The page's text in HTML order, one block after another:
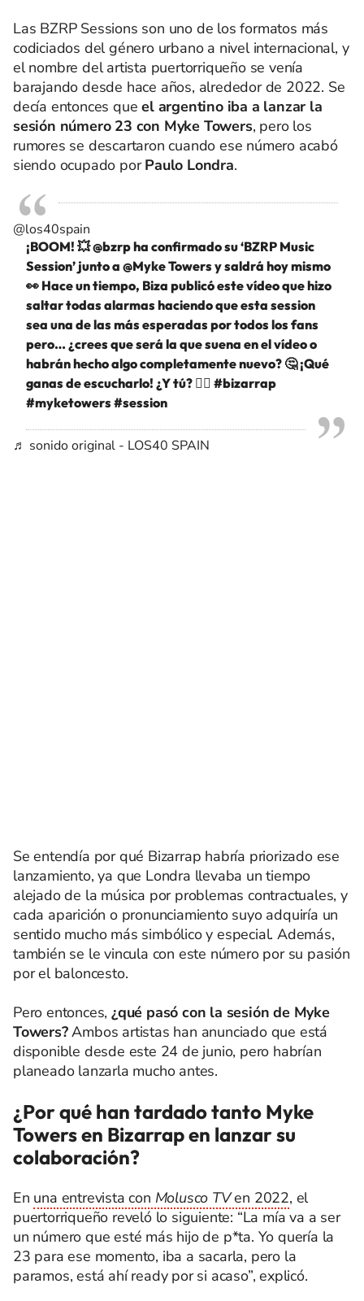
Las BZRP Sessions son uno de los formatos más
codiciados del género urbano a nivel internacional, y
el nombre del artista puertorriqueño se venía
barajando desde hace años, alrededor de 2022. Se
decía entonces queel argentino iba a lanzar la
sesión número 23 con Myke Towers, pero los
rumores se descartaron cuando ese número acabó
siendo ocupado porPaulo Londra.
@los40spain
¡BOOM! 💥 @bzrp ha confirmado su ‘BZRP Music
Session’ junto a @Myke Towers y saldrá hoy mismo
👀 Hace un tiempo, Biza publicó este vídeo que hizo
saltar todas alarmas haciendo que esta session
sea una de las más esperadas por todos los fans
pero… ¿crees que será la que suena en el vídeo o
habrán hecho algo completamente nuevo? 🤔 ¡Qué
ganas de escucharlo! ¿Y tú? 👇🏼 #bizarrap
#myketowers#session
♬ sonido original - LOS40 SPAIN
Se entendía por qué Bizarrap habría priorizado ese
lanzamiento, ya que Londra llevaba un tiempo
alejado de la música por problemas contractuales, y
cada aparición o pronunciamiento suyo adquiría un
sentido mucho más simbólico y especial. Además,
también se le vincula con este número por su pasión
por el baloncesto.
Pero entonces, ¿qué pasó con la sesión de Myke
Towers?Ambos artistas han anunciado que está
disponible desde este 24 de junio, pero habrían
planeado lanzarla mucho antes.
¿Por qué han tardado tanto Myke
Towers en Bizarrap en lanzar su
colaboración?
En una entrevista con Molusco TVen 2022, el
puertorriqueño reveló lo siguiente: “La mía va a ser
un número que esté más hijo de p*ta. Yo quería la
23 para ese momento, iba a sacarla, pero la
paramos, está ahí ready por si acaso”, explicó.